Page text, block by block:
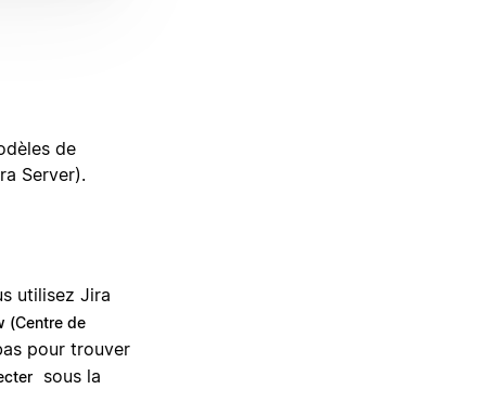
de
Server).
utilisez Jira
(Centre de
pour trouver
sous la